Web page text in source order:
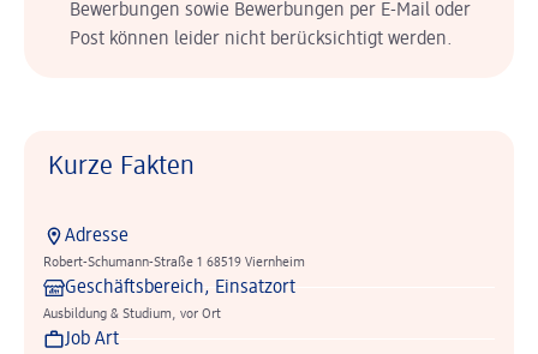
Bewerbungen sowie Bewerbungen per E-Mail oder
Post können leider nicht berücksichtigt werden.
Kurze Fakten
Adresse
Robert-Schumann-Straße 1 68519 Viernheim
Geschäftsbereich, Einsatzort
Ausbildung & Studium, vor Ort
Job Art